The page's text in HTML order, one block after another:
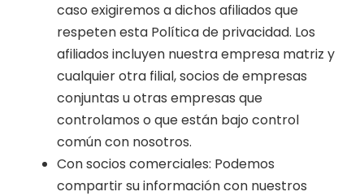
caso exigiremos a dichos afiliados que
respeten esta Política de privacidad. Los
afiliados incluyen nuestra empresa matriz y
cualquier otra filial, socios de empresas
conjuntas u otras empresas que
controlamos o que están bajo control
común con nosotros.
Con socios comerciales: Podemos
compartir su información con nuestros